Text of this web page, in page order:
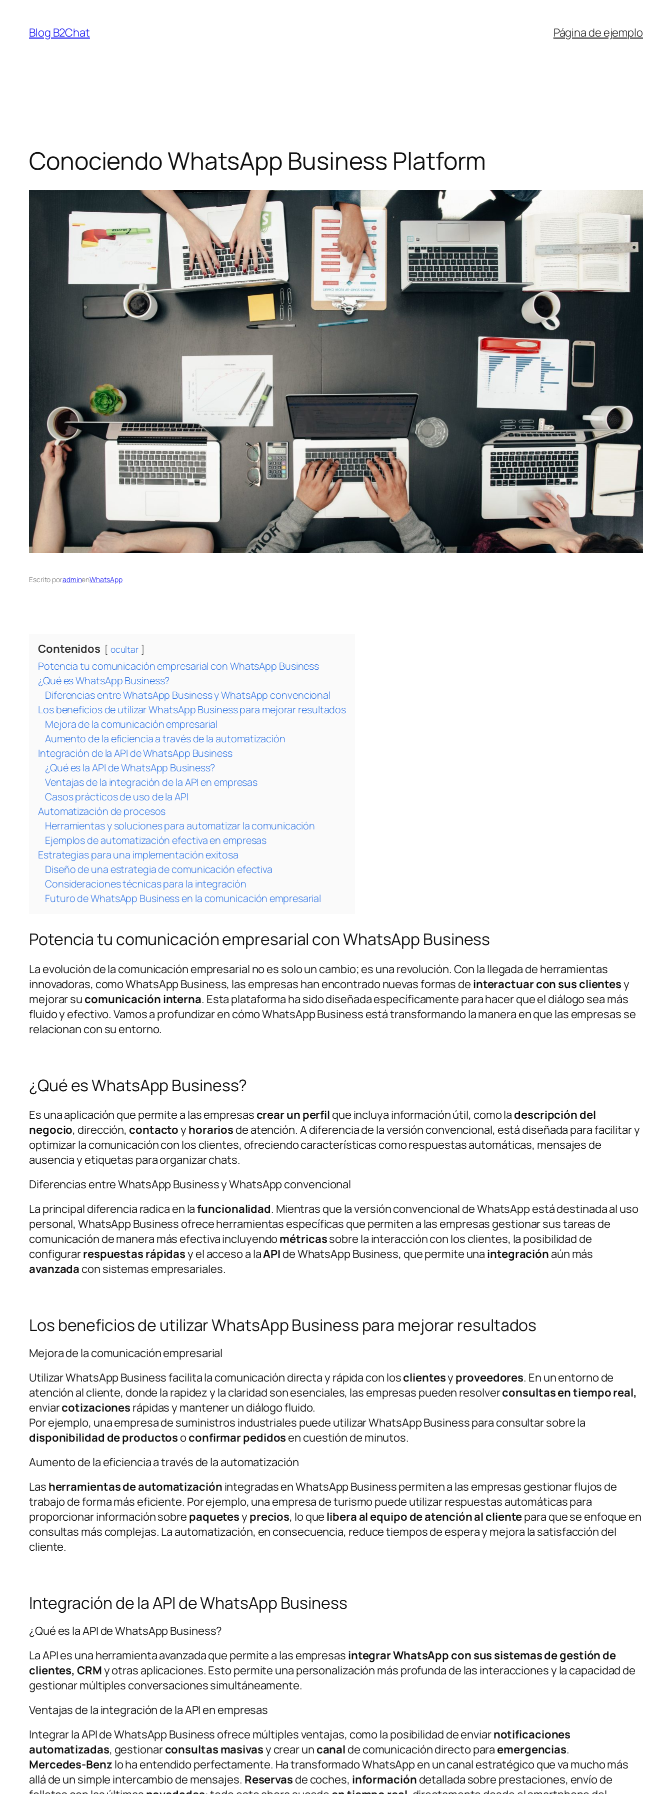
contenido
Blog B2Chat Página de ejemplo
Conociendo WhatsApp Business Platform
Escrito poradminenWhatsApp
Contenidos ocultar
Potencia tu comunicación empresarial con WhatsApp Business
¿Qué es WhatsApp Business?
Diferencias entre WhatsApp Business y WhatsApp convencional
Los beneficios de utilizar WhatsApp Business para mejorar resultados
Mejora de la comunicación empresarial
Aumento de la eficiencia a través de la automatización
Integración de la API de WhatsApp Business
¿Qué es la API de WhatsApp Business?
Ventajas de la integración de la API en empresas
Casos prácticos de uso de la API
Automatización de procesos
Herramientas y soluciones para automatizar la comunicación
Ejemplos de automatización efectiva en empresas
Estrategias para una implementación exitosa
Diseño de una estrategia de comunicación efectiva
Consideraciones técnicas para la integración
Futuro de WhatsApp Business en la comunicación empresarial
Potencia tu comunicación empresarial con WhatsApp Business
La evolución de la comunicación empresarial no es solo un cambio; es una revolución. Con la llegada de herramientas
innovadoras, como WhatsApp Business, las empresas han encontrado nuevas formas de interactuar con sus clientesy
mejorar su comunicación interna. Esta plataforma ha sido diseñada específicamente para hacer que el diálogo sea más
fluido y efectivo. Vamos a profundizar en cómo WhatsApp Business está transformando la manera en que las empresas se
relacionan con su entorno.
¿Qué es WhatsApp Business?
Es una aplicación que permite a las empresas crear un perfil que incluya información útil, como la descripción del
negocio, dirección, contactoy horarios de atención. A diferencia de la versión convencional, está diseñada para facilitar y
optimizar la comunicación con los clientes, ofreciendo características como respuestas automáticas, mensajes de
ausencia y etiquetas para organizar chats.
Diferencias entre WhatsApp Business y WhatsApp convencional
La principal diferencia radica en lafuncionalidad. Mientras que la versión convencional de WhatsApp está destinada al uso
personal, WhatsApp Business ofrece herramientas específicas que permiten a las empresas gestionar sus tareas de
comunicación de manera más efectiva incluyendo métricassobre la interacción con los clientes, la posibilidad de
configurarrespuestas rápidasy el acceso a laAPI deWhatsApp Business, que permite una integración aún más
avanzada con sistemas empresariales.
Los beneficios de utilizar WhatsApp Business para mejorar resultados
Mejora de la comunicación empresarial
Utilizar WhatsApp Business facilita la comunicación directa y rápida con losclientesy proveedores. En un entorno de
atención al cliente, donde la rapidez y la claridad son esenciales, las empresas pueden resolverconsultas en tiempo real,
enviarcotizaciones rápidas y mantener un diálogo fluido.
Por ejemplo, una empresa de suministros industriales puede utilizar WhatsApp Business para consultar sobre la
disponibilidad de productos o confirmar pedidos en cuestión de minutos.
Aumento de la eficiencia a través de la automatización
Las herramientas de automatización integradas en WhatsApp Business permiten a las empresas gestionar flujos de
trabajo de forma más eficiente. Por ejemplo, una empresa de turismo puede utilizar respuestas automáticas para
proporcionar información sobre paquetesy precios, lo que libera al equipo de atención al clientepara que se enfoque en
consultas más complejas. La automatización, en consecuencia, reduce tiempos de espera y mejora la satisfacción del
cliente.
Integración de la API de WhatsApp Business
¿Qué es la API de WhatsApp Business?
La API es una herramienta avanzada que permite a las empresas integrar WhatsApp con sus sistemas de gestión de
clientes, CRMy otras aplicaciones. Esto permite una personalización más profunda de las interacciones y la capacidad de
gestionar múltiples conversaciones simultáneamente.
Ventajas de la integración de la API en empresas
Integrar la API de WhatsApp Business ofrece múltiples ventajas, como la posibilidad de enviarnotificaciones
automatizadas, gestionarconsultas masivasy crear un canal de comunicación directo para emergencias.
Mercedes-Benz lo ha entendido perfectamente. Ha transformado WhatsApp en un canal estratégico que va mucho más
allá de un simple intercambio de mensajes. Reservas de coches, información detallada sobre prestaciones, envío de